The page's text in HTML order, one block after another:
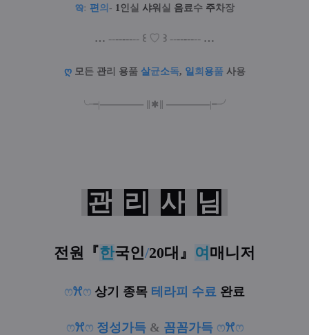
ఇ: 편의 - 1인실 샤워 실 음료수 주차장
… --------- ꒰ ♡ ꒱ --------- …
ღ 모든 관리 용품 살균소독, 일 회 용품 사용
╰╼|═══════ ✱ ═══════|╾╯
관 리 사 님
전원 『한국인/20대 』 여 매니저
ෆꕮෆ 상기 종목 테라피 수료 완료
ෆꕮෆ 정성가득 & 꼼꼼가득 ෆꕮෆ